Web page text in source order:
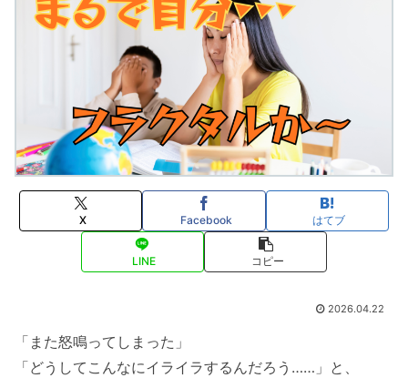
X Facebook はてブ
LINE コピー
2026.04.22
「また怒鳴ってしまった」
「どうしてこんなにイライラするんだろう……」と、